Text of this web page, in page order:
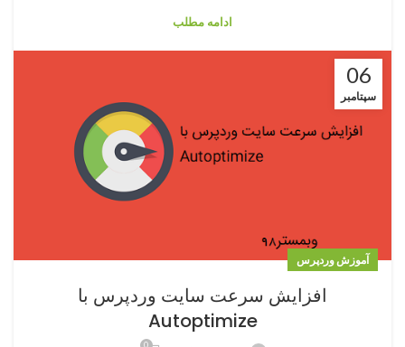
ادامه مطلب
06
سپتامبر
آموزش وردپرس
افزایش سرعت سایت وردپرس با
Autoptimize
0